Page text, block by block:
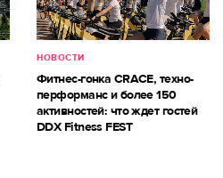
НОВОСТИ
Фитнес-гонка CRACE, техно-
перформанс и более 150
активностей: что ждет гостей
DDX Fitness FEST